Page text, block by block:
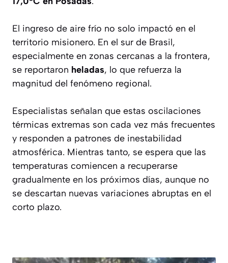
El ingreso de aire frío no solo impactó en el
territorio misionero. En el sur de Brasil,
especialmente en zonas cercanas a la frontera,
se reportaron heladas, lo que refuerza la
magnitud del fenómeno regional.
Especialistas señalan que estas oscilaciones
térmicas extremas son cada vez más frecuentes
y responden a patrones de inestabilidad
atmosférica. Mientras tanto, se espera que las
temperaturas comiencen a recuperarse
gradualmente en los próximos días, aunque no
se descartan nuevas variaciones abruptas en el
corto plazo.